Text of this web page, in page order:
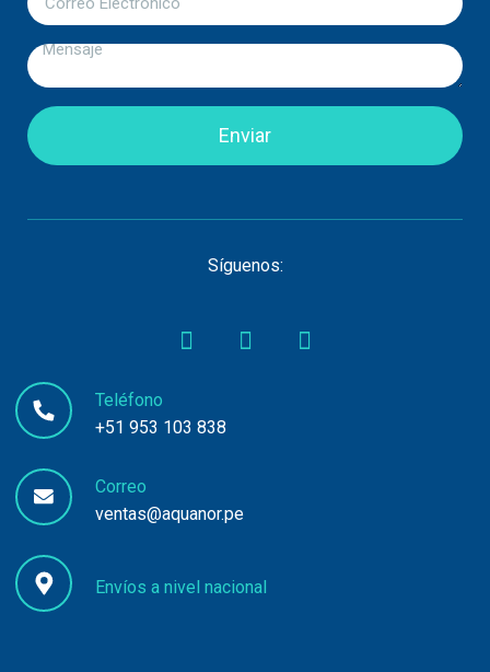
Enviar
Síguenos:
Teléfono
+51 953 103 838
Correo
ventas@aquanor.pe
Envíos a nivel nacional